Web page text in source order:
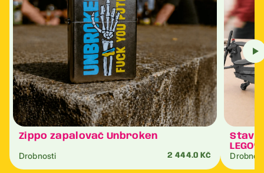
Zippo zapalovač Unbroken
Drobnosti
2 444.0 Kč